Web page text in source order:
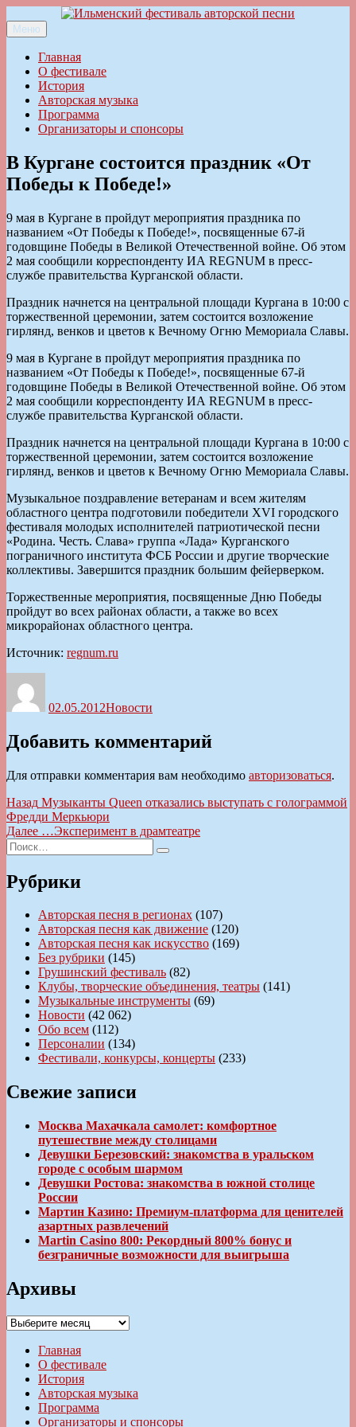
к
содержимому
Ильменский фестиваль авторской песни
Меню
Главная
О фестивале
История
Авторская музыка
Программа
Организаторы и спонсоры
В Кургане состоится праздник «От
Победы к Победе!»
9 мая в Кургане в пройдут мероприятия праздника по
названием «От Победы к Победе!», посвященные 67-й
годовщине Победы в Великой Отечественной войне. Об этом
2 мая сообщили корреспонденту ИА REGNUM в пресс-
службе правительства Курганской области.
Праздник начнется на центральной площади Кургана в 10:00 с
торжественной церемонии, затем состоится возложение
гирлянд, венков и цветов к Вечному Огню Мемориала Славы.
9 мая в Кургане в пройдут мероприятия праздника по
названием «От Победы к Победе!», посвященные 67-й
годовщине Победы в Великой Отечественной войне. Об этом
2 мая сообщили корреспонденту ИА REGNUM в пресс-
службе правительства Курганской области.
Праздник начнется на центральной площади Кургана в 10:00 с
торжественной церемонии, затем состоится возложение
гирлянд, венков и цветов к Вечному Огню Мемориала Славы.
Музыкальное поздравление ветеранам и всем жителям
областного центра подготовили победители XVI городского
фестиваля молодых исполнителей патриотической песни
«Родина. Честь. Слава» группа «Лада» Курганского
пограничного института ФСБ России и другие творческие
коллективы. Завершится праздник большим фейерверком.
Торжественные мероприятия, посвященные Дню Победы
пройдут во всех районах области, а также во всех
микрорайонах областного центра.
Источник: regnum.ru
02.05.2012Новости
Добавить комментарий
Для отправки комментария вам необходимо авторизоваться.
Навигация
по
записям
Назад Предыдущая
запись:
Музыканты Queen отказались выступать с голограммой
Фредди Меркьюри
Далее
Следующая
…Эксперимент в драмтеатре
Искать:
Поиск
Рубрики
Авторская песня в регионах (107)
Авторская песня как движение (120)
Авторская песня как искусство (169)
Без рубрики (145)
Грушинский фестиваль (82)
Клубы, творческие объединения, театры (141)
Музыкальные инструменты (69)
Новости (42 062)
Обо всем (112)
Персоналии (134)
Фестивали, конкурсы, концерты (233)
Свежие записи
Москва Махачкала самолет: комфортное
путешествие между столицами
Девушки Березовский: знакомства в уральском
городе с особым шармом
Девушки Ростова: знакомства в южной столице
России
Мартин Казино: Премиум-платформа для ценителей
азартных развлечений
Martin Casino 800: Рекордный 800% бонус и
безграничные возможности для выигрыша
Архивы
Архивы
Главная
О фестивале
История
Авторская музыка
Программа
Организаторы и спонсоры